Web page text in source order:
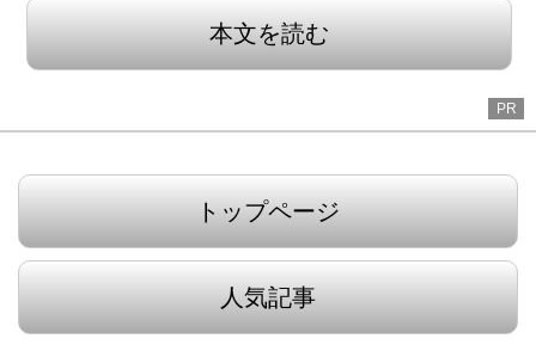
本文を読む
PR
トップページ
人気記事